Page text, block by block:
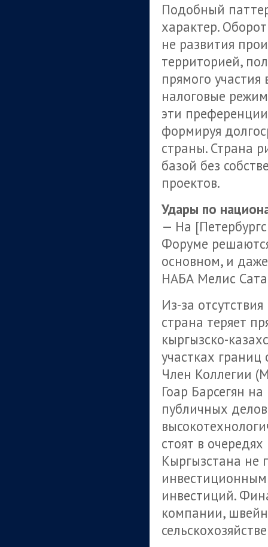
Подобный
характер.
не развития
территорией,
прямого
налоговые
эти
формируя
страны. Страна
базой без
проектов.
Удары по
— На
Форуме
основном, и
НАБА Мелис
Из-за
страна теряет
кыргызско-
участках
Член Коллегии
Гоар Барсегян
публичных
стоят в
Кыргызстана не
инвестиций.
компании,